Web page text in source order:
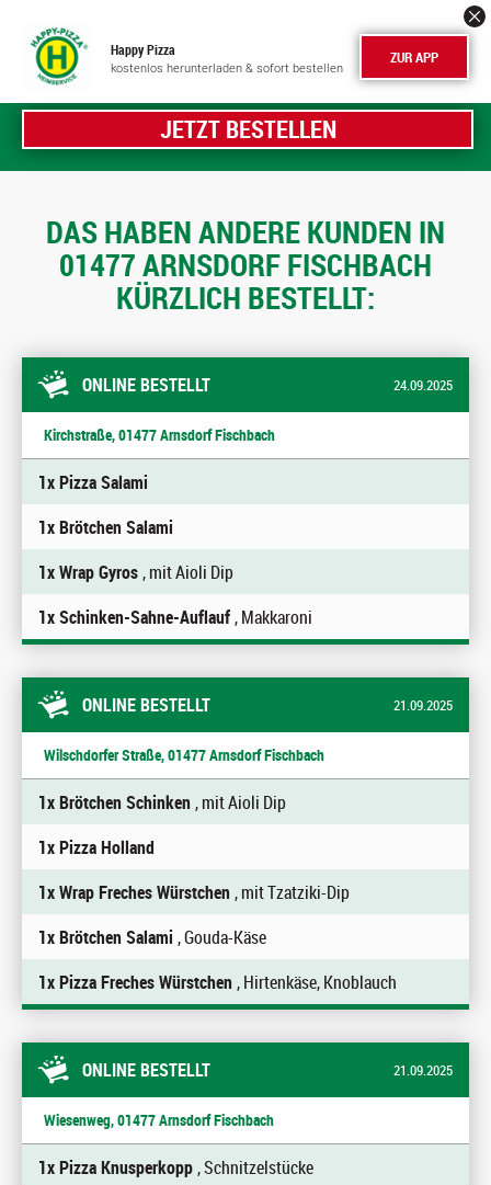
Happy Pizza
kostenlos herunterladen & sofort bestellen ZUR APP
JETZT BESTELLEN
DAS HABEN ANDERE KUNDEN IN
01477 ARNSDORF FISCHBACH
KÜRZLICH BESTELLT:
ONLINE BESTELLT 24.09.2025
Kirchstraße, 01477 Arnsdorf Fischbach
1x Pizza Salami
1x Brötchen Salami
1x Wrap Gyros, mit Aioli Dip
1x Schinken-Sahne-Auflauf, Makkaroni
ONLINE BESTELLT 21.09.2025
Wilschdorfer Straße, 01477 Arnsdorf Fischbach
1x Brötchen Schinken, mit Aioli Dip
1x Pizza Holland
1x Wrap Freches Würstchen, mit Tzatziki-Dip
1x Brötchen Salami , Gouda-Käse
1x Pizza Freches Würstchen, Hirtenkäse, Knoblauch
ONLINE BESTELLT 21.09.2025
Wiesenweg, 01477 Arnsdorf Fischbach
1x Pizza Knusperkopp, Schnitzelstücke